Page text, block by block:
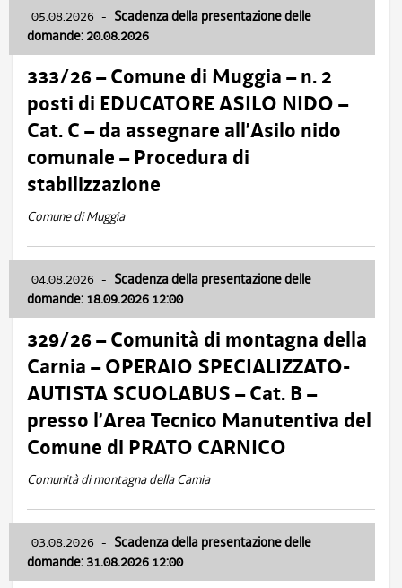
05.08.2026 - Scadenza della presentazione delle
domande: 20.08.2026
333/26 – Comune di Muggia – n. 2
posti di EDUCATORE ASILO NIDO –
Cat. C – da assegnare all’Asilo nido
comunale – Procedura di
stabilizzazione
Comune di Muggia
04.08.2026 - Scadenza della presentazione delle
domande: 18.09.2026 12:00
329/26 – Comunità di montagna della
Carnia – OPERAIO SPECIALIZZATO-
AUTISTA SCUOLABUS – Cat. B –
presso l’Area Tecnico Manutentiva del
Comune di PRATO CARNICO
Comunità di montagna della Carnia
03.08.2026 - Scadenza della presentazione delle
domande: 31.08.2026 12:00